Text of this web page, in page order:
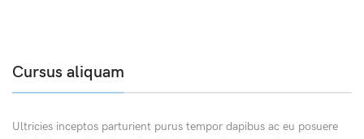
Cursus aliquam
Ultricies inceptos parturient purus tempor dapibus ac eu posuere